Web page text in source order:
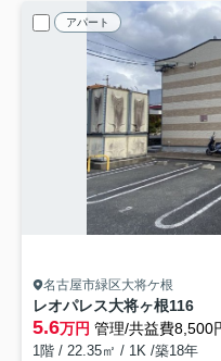
アパート
名古屋市緑区大将ケ根
レオパレス大将ヶ根116
5.6万円 管理/共益費8,500
1階 / 22.35㎡ / 1K /築18年